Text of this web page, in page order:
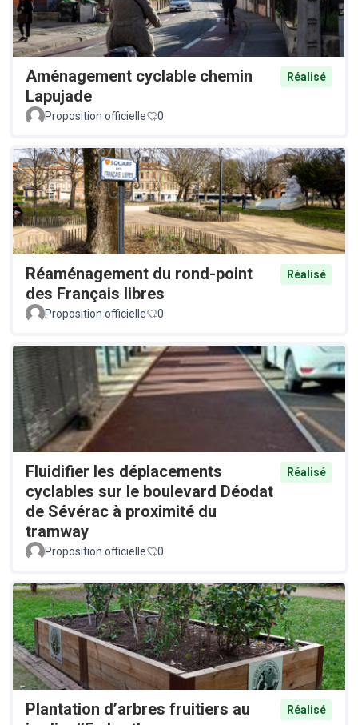
Aménagement cyclable chemin
Lapujade
Réalisé
Proposition officielle 0
Réaménagement du rond-point
des Français libres
Réalisé
Proposition officielle 0
Fluidifier les déplacements
cyclables sur le boulevard Déodat
de Sévérac à proximité du
tramway
Réalisé
Proposition officielle 0
Plantation d’arbres fruitiers au
Réalisé